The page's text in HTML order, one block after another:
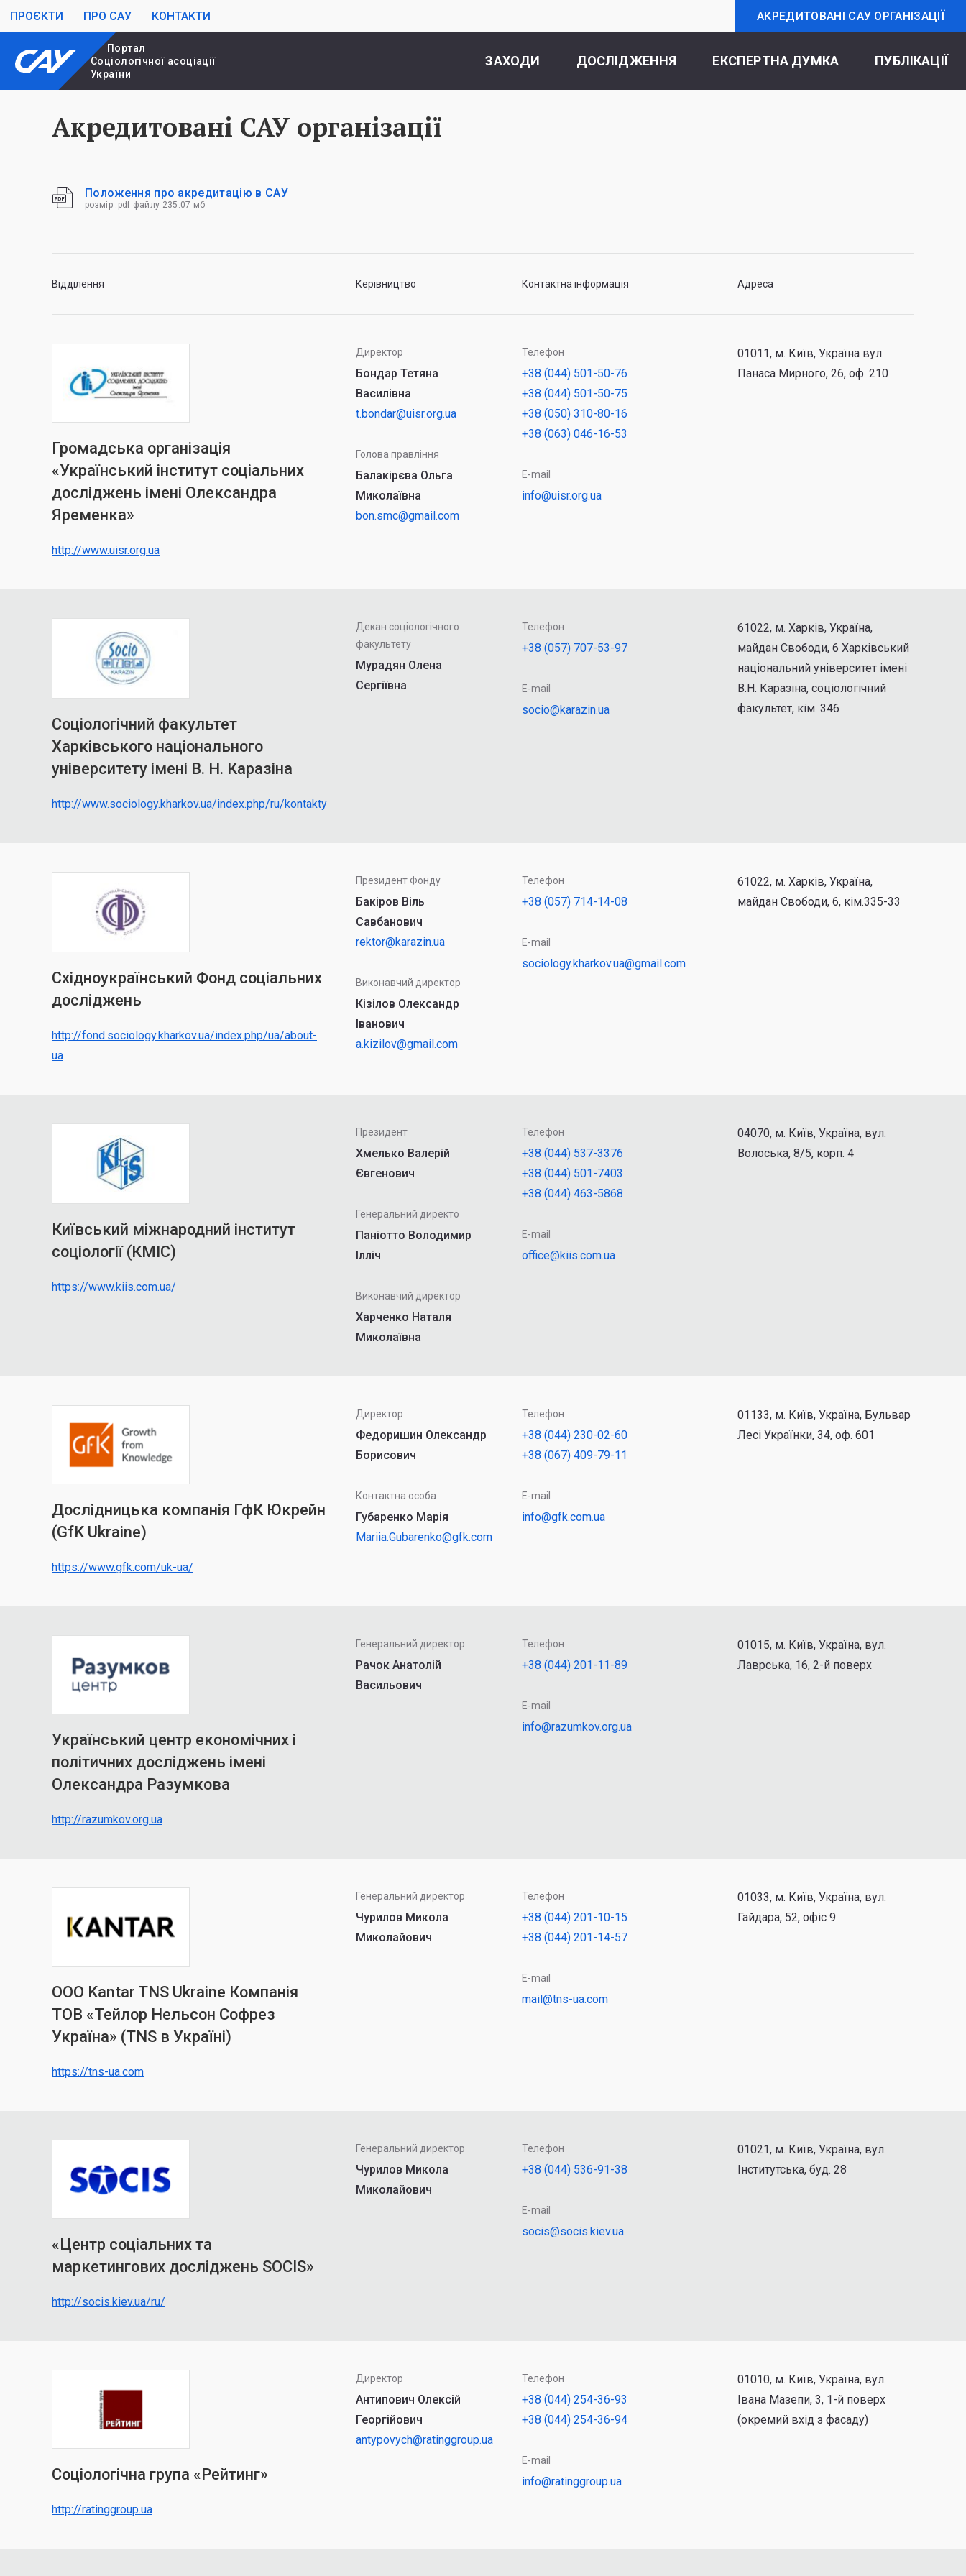
ПРОЄКТИ ПРО САУ КОНТАКТИ АКРЕДИТОВАНІ САУ ОРГАНІЗАЦІЇ
Портал
Cоціологічної асоціації
України
ЗАХОДИ ДОСЛІДЖЕННЯ ЕКСПЕРТНА ДУМКА ПУБЛІКАЦІЇ
Акредитовані САУ організації
Положення про акредитацію в САУ
розмір .pdf файлу 235.07 мб
Відділення Керівництво Контактна інформація Адреса
Громадська організація
«Український інститут соціальних
досліджень імені Олександра
Яременка»
http://www.uisr.org.ua
Директор
Бондар Тетяна
Василівна
t.bondar@uisr.org.ua
Голова правління
Балакірєва Ольга
Миколаївна
bon.smc@gmail.com
Телефон
+38 (044) 501-50-76
+38 (044) 501-50-75
+38 (050) 310-80-16
+38 (063) 046-16-53
E-mail
info@uisr.org.ua
01011, м. Київ, Україна вул.
Панаса Мирного, 26, оф. 210
Соціологічний факультет
Харківського національного
університету імені В. Н. Каразіна
http://www.sociology.kharkov.ua/index.php/ru/kontakty
Декан соціологічного
факультету
Мурадян Олена
Сергіївна
Телефон
+38 (057) 707-53-97
E-mail
socio@karazin.ua
61022, м. Харків, Україна,
майдан Свободи, 6 Харківський
національний університет імені
В.Н. Каразіна, соціологічний
факультет, кім. 346
Східноукраїнський Фонд соціальних
досліджень
http://fond.sociology.kharkov.ua/index.php/ua/about-
ua
Президент Фонду
Бакіров Віль
Савбанович
rektor@karazin.ua
Виконавчий директор
Кізілов Олександр
Іванович
a.kizilov@gmail.com
Телефон
+38 (057) 714-14-08
E-mail
sociology.kharkov.ua@gmail.com
61022, м. Харків, Україна,
майдан Свободи, 6, кім.335-33
Київський міжнародний інститут
соціології (КМІС)
https://www.kiis.com.ua/
Президент
Хмелько Валерій
Євгенович
Генеральний директо
Паніотто Володимир
Ілліч
Виконавчий директор
Харченко Наталя
Миколаївна
Телефон
+38 (044) 537-3376
+38 (044) 501-7403
+38 (044) 463-5868
E-mail
office@kiis.com.ua
04070, м. Київ, Україна, вул.
Волоська, 8/5, корп. 4
Дослідницька компанія ГфК Юкрейн
(GfK Ukraine)
https://www.gfk.com/uk-ua/
Директор
Федоришин Олександр
Борисович
Контактна особа
Губаренко Марія
Mariia.Gubarenko@gfk.com
Телефон
+38 (044) 230-02-60
+38 (067) 409-79-11
E-mail
info@gfk.com.ua
01133, м. Київ, Україна, Бульвар
Лесі Українки, 34, оф. 601
Український центр економічних і
політичних досліджень імені
Олександра Разумкова
http://razumkov.org.ua
Генеральний директор
Рачок Анатолій
Васильович
Телефон
+38 (044) 201-11-89
E-mail
info@razumkov.org.ua
01015, м. Київ, Україна, вул.
Лаврська, 16, 2-й поверх
ООО Kantar TNS Ukraine Компанія
ТОВ «Тейлор Нельсон Софрез
Україна» (TNS в Україні)
https://tns-ua.com
Генеральний директор
Чурилов Микола
Миколайович
Телефон
+38 (044) 201-10-15
+38 (044) 201-14-57
E-mail
mail@tns-ua.com
01033, м. Київ, Україна, вул.
Гайдара, 52, офіс 9
«Центр соціальних та
маркетингових досліджень SOCIS»
http://socis.kiev.ua/ru/
Генеральний директор
Чурилов Микола
Миколайович
Телефон
+38 (044) 536-91-38
E-mail
socis@socis.kiev.ua
01021, м. Київ, Україна, вул.
Інститутська, буд. 28
Соціологічна група «Рейтинг»
http://ratinggroup.ua
Директор
Антипович Олексій
Георгійович
antypovych@ratinggroup.ua
Телефон
+38 (044) 254-36-93
+38 (044) 254-36-94
E-mail
info@ratinggroup.ua
01010, м. Київ, Україна, вул.
Івана Мазепи, 3, 1-й поверх
(окремий вхід з фасаду)